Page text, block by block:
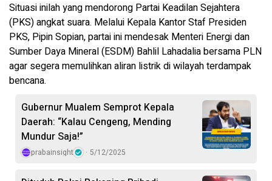
Situasi inilah yang mendorong Partai Keadilan Sejahtera
(PKS) angkat suara. Melalui Kepala Kantor Staf Presiden
PKS, Pipin Sopian, partai ini mendesak Menteri Energi dan
Sumber Daya Mineral (ESDM) Bahlil Lahadalia bersama PLN
agar segera memulihkan aliran listrik di wilayah terdampak
bencana.
Gubernur Mualem Semprot Kepala
Daerah: “Kalau Cengeng, Mending
Mundur Saja!”
prabainsight 5/12/2025